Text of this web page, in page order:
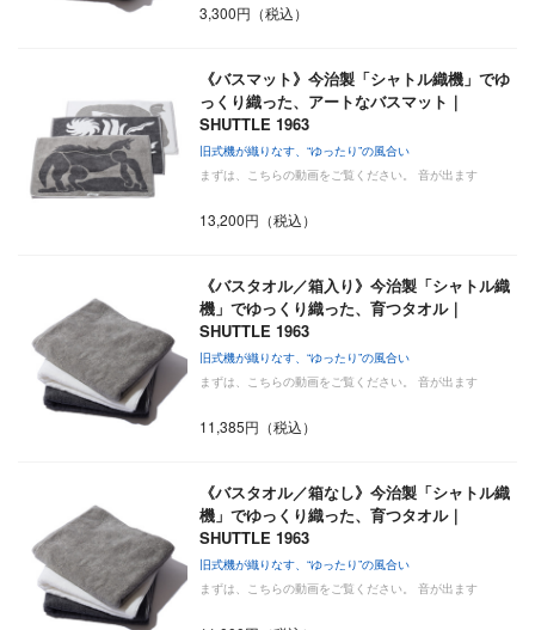
3,300円（税込）
《バスマット》今治製「シャトル織機」でゆ
っくり織った、アートなバスマット｜
SHUTTLE 1963
旧式機が織りなす、“ゆったり”の風合い
まずは、こちらの動画をご覧ください。 音が出ます
13,200円（税込）
《バスタオル／箱入り》今治製「シャトル織
機」でゆっくり織った、育つタオル｜
SHUTTLE 1963
旧式機が織りなす、“ゆったり”の風合い
まずは、こちらの動画をご覧ください。 音が出ます
11,385円（税込）
《バスタオル／箱なし》今治製「シャトル織
機」でゆっくり織った、育つタオル｜
SHUTTLE 1963
旧式機が織りなす、“ゆったり”の風合い
まずは、こちらの動画をご覧ください。 音が出ます